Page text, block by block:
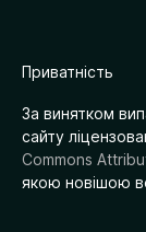
Приватність
За винятком
сайту
Commons
якою новішою